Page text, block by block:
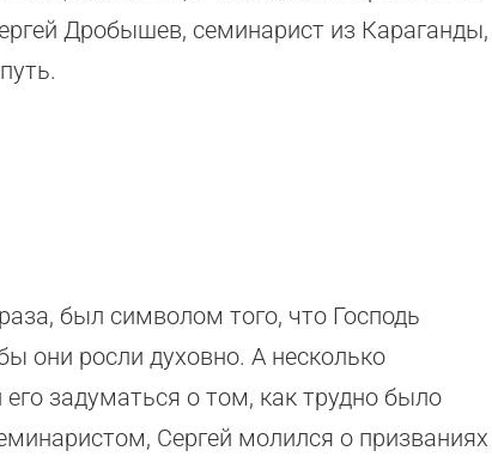
Дробышев, семинарист из Караганды,
был символом того, что Господь
они росли духовно. А несколько
задуматься о том, как трудно было
Сергей молился о призваниях